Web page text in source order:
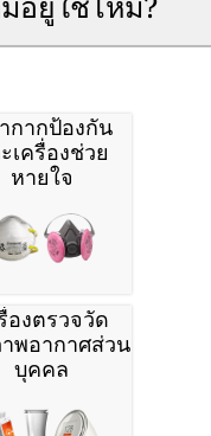
กากป้องกัน
เครื่องช่วย
หายใจ
องตรวจวัด
พอากาศส่วน
บุคคล